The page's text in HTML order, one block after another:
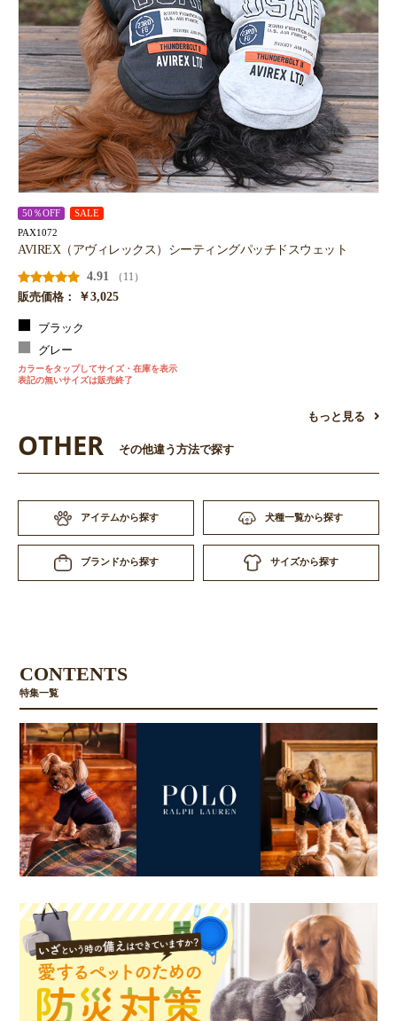
50％OFF SALE
PAX1072
AVIREX（アヴィレックス）シーティングパッチドスウェット
4.91
（11）
販売価格：
￥3,025
ブラック
グレー
カラーをタップしてサイズ・在庫を表示
表記の無いサイズは販売終了
もっと見る
OTHER その他違う方法で探す
アイテムから探す 犬種一覧から探す
ブランドから探す サイズから探す
CONTENTS
特集一覧